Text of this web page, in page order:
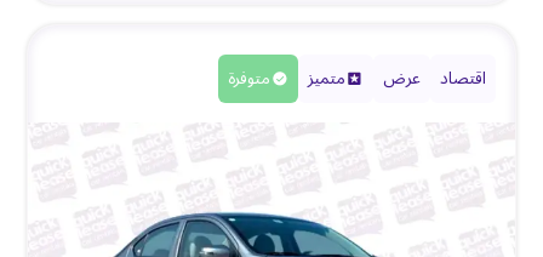
اقتصاد عرض متميز متوفرة